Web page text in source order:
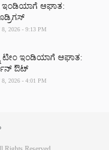
ಇಂಡಿಯಾಗೆ ಆಘಾತ:
2026 - 9:13 PM
ಟೀಂ ಇಂಡಿಯಾಗೆ ಆಘಾತ:
ಔಟ್
8, 2026 - 4:01 PM